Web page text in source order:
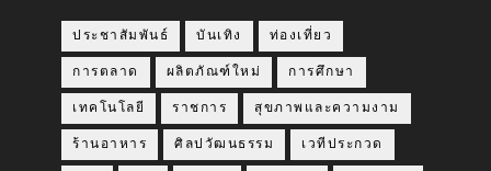
ประชาสัมพันธ์ บันเทิง ท่องเที่ยว
การตลาด ผลิตภัณฑ์ใหม่ การศึกษา
เทคโนโลยี ราชการ สุขภาพและความงาม
ร้านอาหาร ศิลปวัฒนธรรม เวทีประกวด